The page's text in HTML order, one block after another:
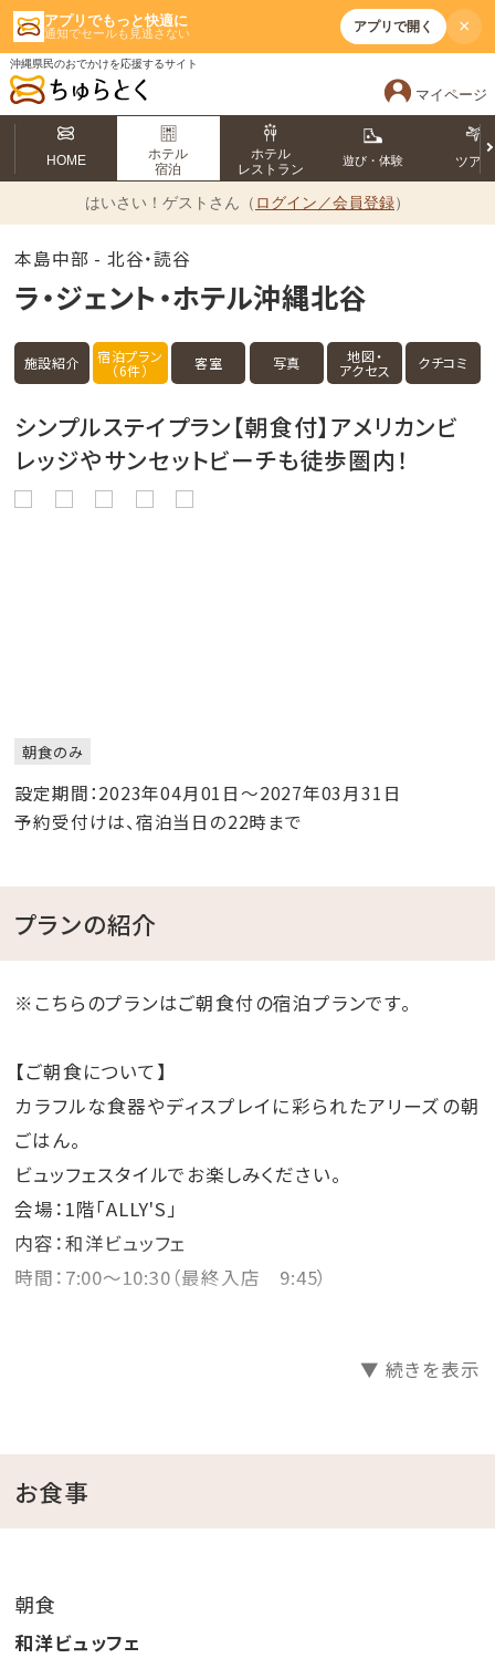
アプリでもっと快適に
通知でセールも見逃さない アプリで開く ×
沖縄県民のおでかけを応援するサイト
マイページ
HOME
ホテル
宿泊
ホテル
レストラン
遊び・体験 ツアー
はいさい！ ゲストさん（ ログイン／会員登録）
本島中部 - 北谷・読谷
ラ・ジェント・ホテル沖縄北谷
施設紹介 宿泊プラン
（6件） 客室 写真 地図・
アクセス クチコミ
シンプルステイプラン【朝食付】アメリカンビ
レッジやサンセットビーチも徒歩圏内！
朝食のみ
設定期間：2023年04月01日～2027年03月31日
予約受付けは、宿泊当日の22時まで
プランの紹介
※こちらのプランはご朝食付の宿泊プランです。
【ご朝食について】
カラフルな食器やディスプレイに彩られたアリーズの朝
ごはん。
ビュッフェスタイルでお楽しみください。
会場：1階「ALLY'S」
内容：和洋ビュッフェ
時間：7:00～10:30（最終入店 9:45）
・「10秒エステ」Refa FINE BUBBLE PUERを全室導入！
・無料WiFi利用可能
・全室禁煙（1階に喫煙所がございます）
※添い寝（未就学児0～5歳）大人1名につき1名、1室最
大2名まで利用可能です。
▼ 続きを表示
お食事
朝食
和洋ビュッフェ